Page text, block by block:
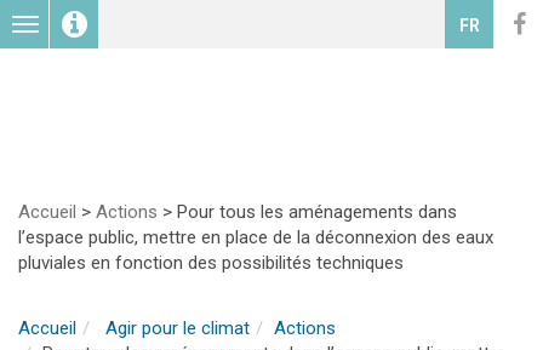
Toggle
navigation
FR
Accueil > Actions > Pour tous les aménagements dans
l’espace public, mettre en place de la déconnexion des eaux
pluviales en fonction des possibilités techniques
Accueil Agir pour le climat
Actions